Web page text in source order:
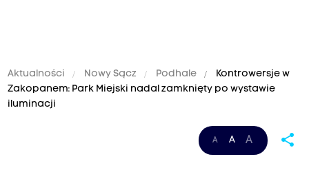
Aktualności Nowy Sącz Podhale
Kontrowersje w
Zakopanem: Park Miejski nadal zamknięty po wystawie
iluminacji
A A A share